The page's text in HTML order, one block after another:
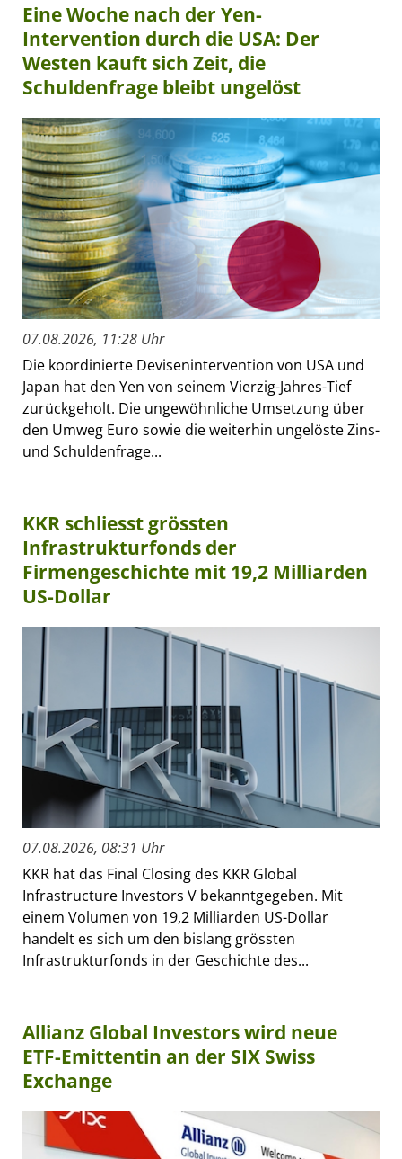
Eine Woche nach der Yen-
Intervention durch die USA: Der
Westen kauft sich Zeit, die
Schuldenfrage bleibt ungelöst
07.08.2026, 11:28 Uhr
Die koordinierte Devisenintervention von USA und
Japan hat den Yen von seinem Vierzig-Jahres-Tief
zurückgeholt. Die ungewöhnliche Umsetzung über
den Umweg Euro sowie die weiterhin ungelöste Zins-
und Schuldenfrage...
KKR schliesst grössten
Infrastrukturfonds der
Firmengeschichte mit 19,2 Milliarden
US-Dollar
07.08.2026, 08:31 Uhr
KKR hat das Final Closing des KKR Global
Infrastructure Investors V bekanntgegeben. Mit
einem Volumen von 19,2 Milliarden US-Dollar
handelt es sich um den bislang grössten
Infrastrukturfonds in der Geschichte des...
Allianz Global Investors wird neue
ETF-Emittentin an der SIX Swiss
Exchange